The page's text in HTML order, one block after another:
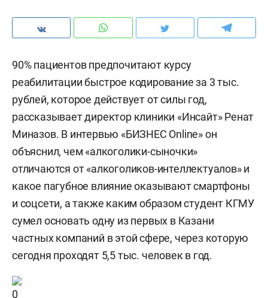
90% пациентов предпочитают курсу
реабилитации быстрое кодирование за 3 тыс.
рублей, которое действует от силы год,
рассказывает директор клиники «Инсайт» Ренат
Миназов. В интервью «БИЗНЕС Online» он
объяснил, чем «алкоголики-сыночки»
отличаются от «алкоголиков-интеллектуалов» и
какое пагубное влияние оказывают смартфоны
и соцсети, а также каким образом студент КГМУ
сумел основать одну из первых в Казани
частных компаний в этой сфере, через которую
сегодня проходят 5,5 тыс. человек в год.